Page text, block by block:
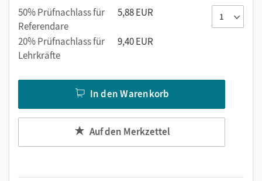
50% Prüfnachlass für
Referendare
5,88 EUR
20% Prüfnachlass für
Lehrkräfte
9,40 EUR
In den Warenkorb
Auf den Merkzettel